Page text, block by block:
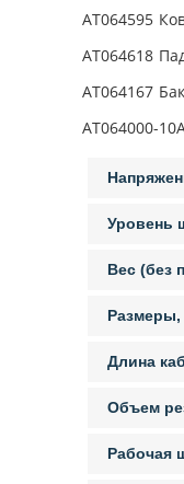
AT064595
AT064618
AT064167
AT064000-
Уровень
Вес (без
Длина
Объем
Рабочая